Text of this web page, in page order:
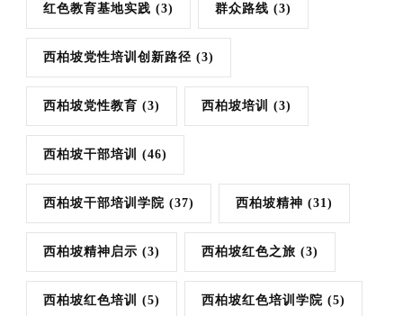
红色教育基地实践 (3) 群众路线 (3)
西柏坡党性培训创新路径 (3)
西柏坡党性教育 (3) 西柏坡培训 (3)
西柏坡干部培训 (46)
西柏坡干部培训学院 (37) 西柏坡精神 (31)
西柏坡精神启示 (3) 西柏坡红色之旅 (3)
西柏坡红色培训 (5) 西柏坡红色培训学院 (5)